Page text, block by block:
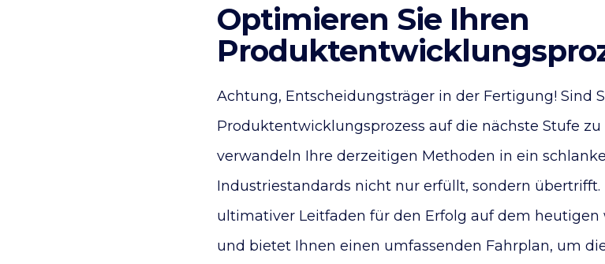
Optimieren Sie Ihren
Achtung, Entscheidungsträger in der Fertigung! Sind
Produktentwicklungsprozess auf die nächste Stufe zu
verwandeln Ihre derzeitigen Methoden in ein
Industriestandards nicht nur erfüllt, sondern übertrifft.
ultimativer Leitfaden für den Erfolg auf dem
und bietet Ihnen einen umfassenden Fahrplan, um